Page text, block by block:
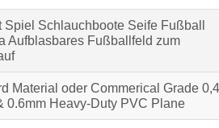
Spiel Schlauchboote Seife Fußball
Aufblasbares Fußballfeld zum
Material oder Commerical Grade 0,4
0.6mm Heavy-Duty PVC Plane